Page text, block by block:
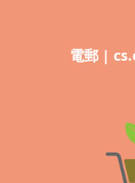
電郵 |